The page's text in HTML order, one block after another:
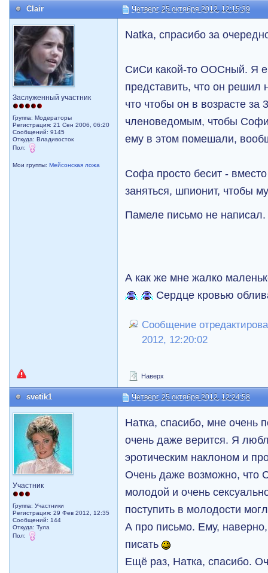
Clair Четверг, 25 октября 2012, 12:15:39
Заслуженный участник
Группа: Модераторы
Регистрация: 21 Сен 2006, 06:20
Сообщений: 9145
Откуда: Владивосток
Пол:
Мои группы:Мейсонская ложа
Natka, спрасибо за
СиСи какой-то ООСный. Я
представить, что он решил
что чтобы он в возрасте за
членоведомым, чтобы
ему в этом помешали,
Софа просто бесит -
заняться, шпионит, чтобы
Памеле письмо не
А как же мне жалко
Сердце кровью
Сообщение
2012, 12:20:02
Наверх
svetik1 Четверг, 25 октября 2012, 12:24:58
Участник
Группа: Участники
Регистрация: 29 Фев 2012, 12:35
Сообщений: 144
Откуда: Тула
Пол:
Натка, спасибо, мне
очень даже верится. Я
эротическим наклоном и
Очень даже возможно, что
молодой и очень
поступить в молодости
А про письмо. Ему,
писать
Ещё раз, Натка, спасибо.